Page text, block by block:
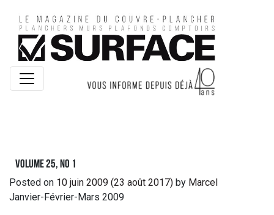
Volume 25, no 1
Posted on 10 juin 2009 (23 août 2017) by Marcel
Janvier-Février-Mars 2009